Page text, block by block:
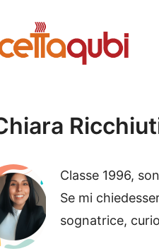
Classe 1996,
Se mi
sognatrice,